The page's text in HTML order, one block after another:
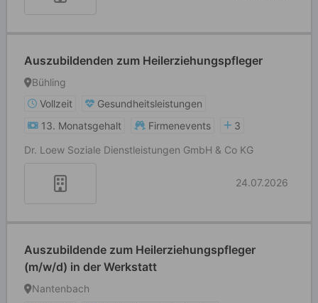
Auszubildenden zum Heilerziehungspfleger
Bühling
Vollzeit
Gesundheitsleistungen
13. Monatsgehalt
Firmenevents
3
Dr. Loew Soziale Dienstleistungen GmbH & Co KG
24.07.2026
Auszubildende zum Heilerziehungspfleger
(m/w/d) in der Werkstatt
Nantenbach